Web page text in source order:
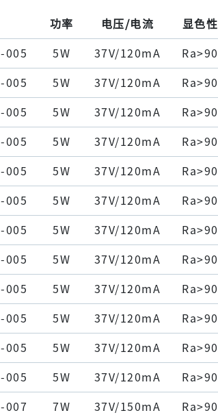
功率 电压/电流 显色性
005 5W 37V/120mA Ra>90
005 5W 37V/120mA Ra>90
005 5W 37V/120mA Ra>90
005 5W 37V/120mA Ra>90
005 5W 37V/120mA Ra>90
005 5W 37V/120mA Ra>90
005 5W 37V/120mA Ra>90
005 5W 37V/120mA Ra>90
005 5W 37V/120mA Ra>90
005 5W 37V/120mA Ra>90
005 5W 37V/120mA Ra>90
005 5W 37V/120mA Ra>90
007 7W 37V/150mA Ra>90